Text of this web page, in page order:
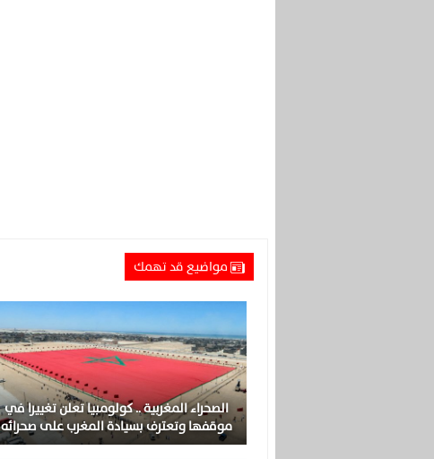
مواضيع قد تهمك
الصحراء المغربية .. كولومبيا تعلن تغييرا في
موقفها وتعترف بسيادة المغرب على صحرائه